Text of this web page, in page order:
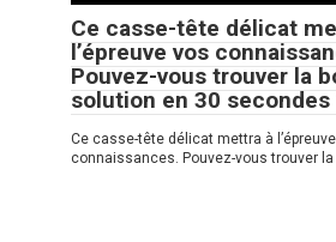
Ce casse-tête délicat
l’épreuve vos
Pouvez-vous trouver la
solution en 30 secondes
Ce casse-tête délicat mettra à
connaissances. Pouvez-vous trouver